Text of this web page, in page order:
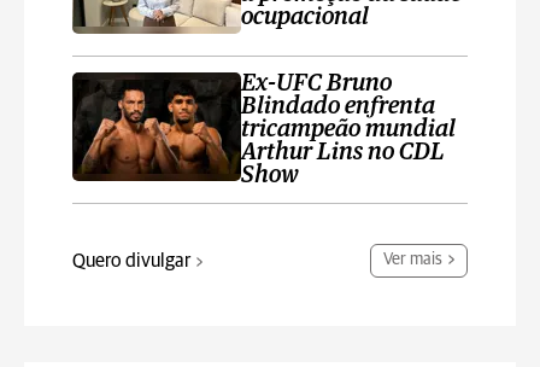
ocupacional
Ex-UFC Bruno
Blindado enfrenta
tricampeão mundial
Arthur Lins no CDL
Show
Quero divulgar Ver mais